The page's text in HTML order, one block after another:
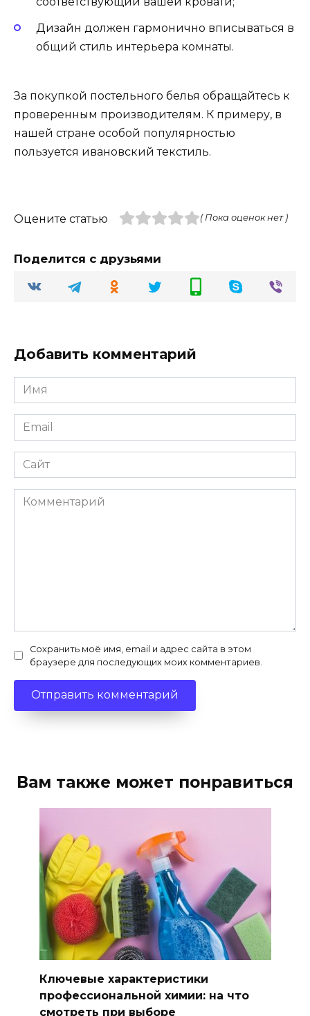
Дизайн должен гармонично вписываться в
общий стиль интерьера комнаты.
За покупкой постельного белья обращайтесь к
проверенным производителям. К примеру, в
нашей стране особой популярностью
пользуется ивановский текстиль.
Оцените статью ( Пока оценок нет )
Поделится с друзьями
Добавить комментарий
Имя
Email
Сайт
Комментарий
Сохранить моё имя, email и адрес сайта в этом
браузере для последующих моих комментариев.
Вам также может понравиться
Ключевые характеристики
профессиональной химии: на что
смотреть при выборе